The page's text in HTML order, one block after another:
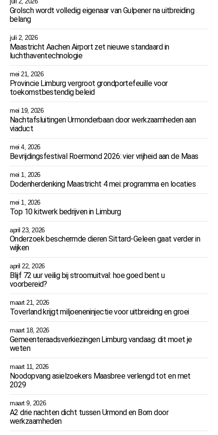
Grolsch wordt volledig eigenaar van Gulpener na uitbreiding
belang
juli 2, 2026
Maastricht Aachen Airport zet nieuwe standaard in
luchthaventechnologie
mei 21, 2026
Provincie Limburg vergroot grondportefeuille voor
toekomstbestendig beleid
mei 19, 2026
Nachtafsluitingen Urmonderbaan door werkzaamheden aan
viaduct
mei 4, 2026
Bevrijdingsfestival Roermond 2026: vier vrijheid aan de Maas
mei 1, 2026
Dodenherdenking Maastricht 4 mei: programma en locaties
mei 1, 2026
Top 10 kitwerk bedrijven in Limburg
april 23, 2026
Onderzoek beschermde dieren Sittard-Geleen gaat verder in
wijken
april 22, 2026
Blijf 72 uur veilig bij stroomuitval: hoe goed bent u
voorbereid?
maart 21, 2026
Toverland krijgt miljoeneninjectie voor uitbreiding en groei
maart 18, 2026
Gemeenteraadsverkiezingen Limburg vandaag: dit moet je
weten
maart 11, 2026
Noodopvang asielzoekers Maasbree verlengd tot en met
2029
maart 9, 2026
A2 drie nachten dicht tussen Urmond en Born door
werkzaamheden